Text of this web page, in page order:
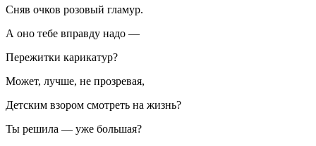
Сняв очков розовый гламур.
А оно тебе вправду надо —
Пережитки карикатур?
Может, лучше, не прозревая,
Детским взором смотреть на жизнь?
Ты решила — уже большая?